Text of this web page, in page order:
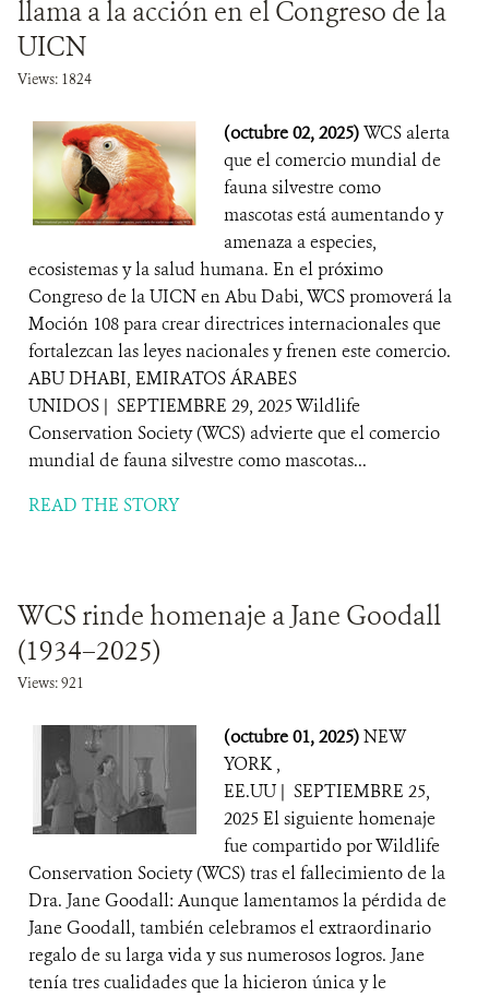
llama a la acción en el Congreso de la
UICN
Views: 1824
(octubre 02, 2025)WCS alerta
que el comercio mundial de
fauna silvestre como
mascotas está aumentando y
amenaza a especies,
ecosistemas y la salud humana. En el próximo
Congreso de la UICN en Abu Dabi, WCS promoverá la
Moción 108 para crear directrices internacionales que
fortalezcan las leyes nacionales y frenen este comercio.
ABU DHABI, EMIRATOS ÁRABES
UNIDOS | SEPTIEMBRE 29, 2025 Wildlife
Conservation Society (WCS) advierte que el comercio
mundial de fauna silvestre como mascotas...
READ THE STORY
WCS rinde homenaje a Jane Goodall
(1934–2025)
Views: 921
(octubre 01, 2025)NEW
YORK ,
EE.UU | SEPTIEMBRE 25,
2025 El siguiente homenaje
fue compartido por Wildlife
Conservation Society (WCS) tras el fallecimiento de la
Dra. Jane Goodall: Aunque lamentamos la pérdida de
Jane Goodall, también celebramos el extraordinario
regalo de su larga vida y sus numerosos logros. Jane
tenía tres cualidades que la hicieron única y le